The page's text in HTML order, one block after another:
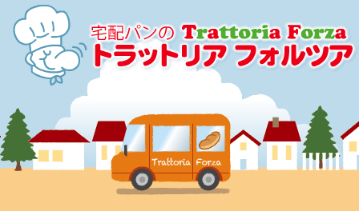
コンテンツにスキップ